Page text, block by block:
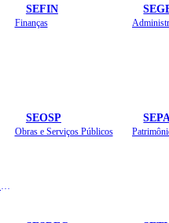
SEFIN
Finanças
SEOSP
Obras e Serviços Públicos